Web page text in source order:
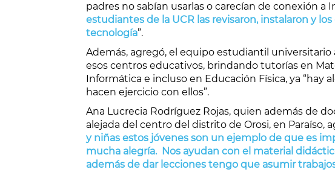
padres no sabían usarlas o carecían de conexión a
estudiantes de la UCR las revisaron, instalaron y
tecnología”.
Además, agregó, el equipo estudiantil
esos centros educativos, brindando tutorías en
Informática e incluso en Educación Física, ya
hacen ejercicio con ellos”.
Ana Lucrecia Rodríguez Rojas, quien además de
alejada del centro del distrito de Orosi, en Paraíso,
y niñas estos jóvenes son un ejemplo de que es
mucha alegría. Nos ayudan con el material
además de dar lecciones tengo que asumir